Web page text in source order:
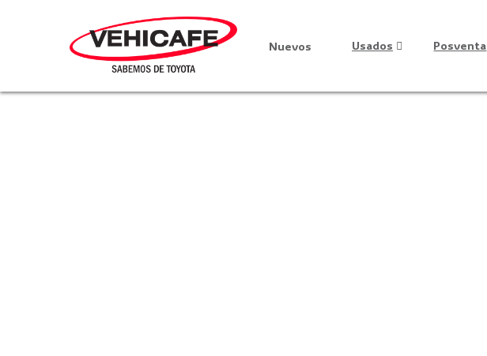
Nuevos Usados Posventa